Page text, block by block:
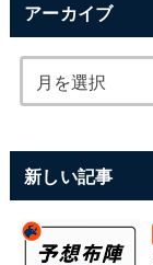
アーカイブ
新しい記事